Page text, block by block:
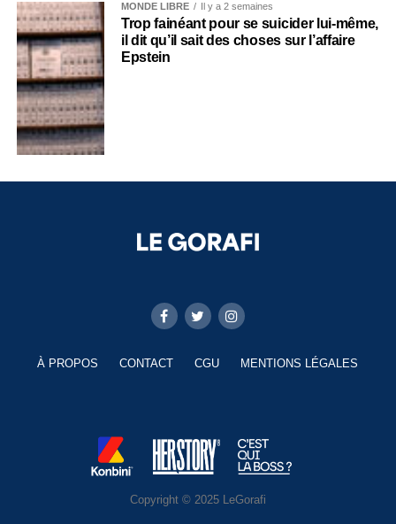
MONDE LIBRE Il y a 2 semaines
Trop fainéant pour se suicider lui-même,
il dit qu’il sait des choses sur l’affaire
Epstein
À PROPOS CONTACT CGU MENTIONS LÉGALES
Copyright © 2025 LeGorafi